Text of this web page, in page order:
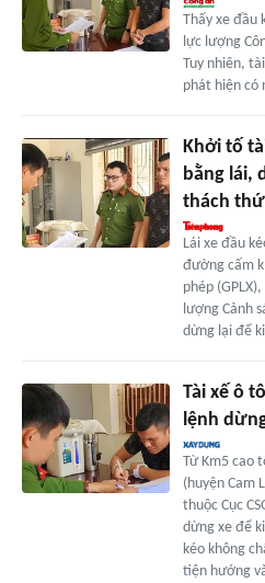
Thấy xe đầu
lực lượng
Tuy nhiên,
phát hiện có
Khởi tố
bằng lái,
thách
Lái xe đầu
đường cấm
phép
lượng Cảnh
dừng lại để
Tài xế ô
lệnh
Từ Km5 cao
(huyện Cam
thuộc Cục
dừng xe để
kéo không
tiện hướng